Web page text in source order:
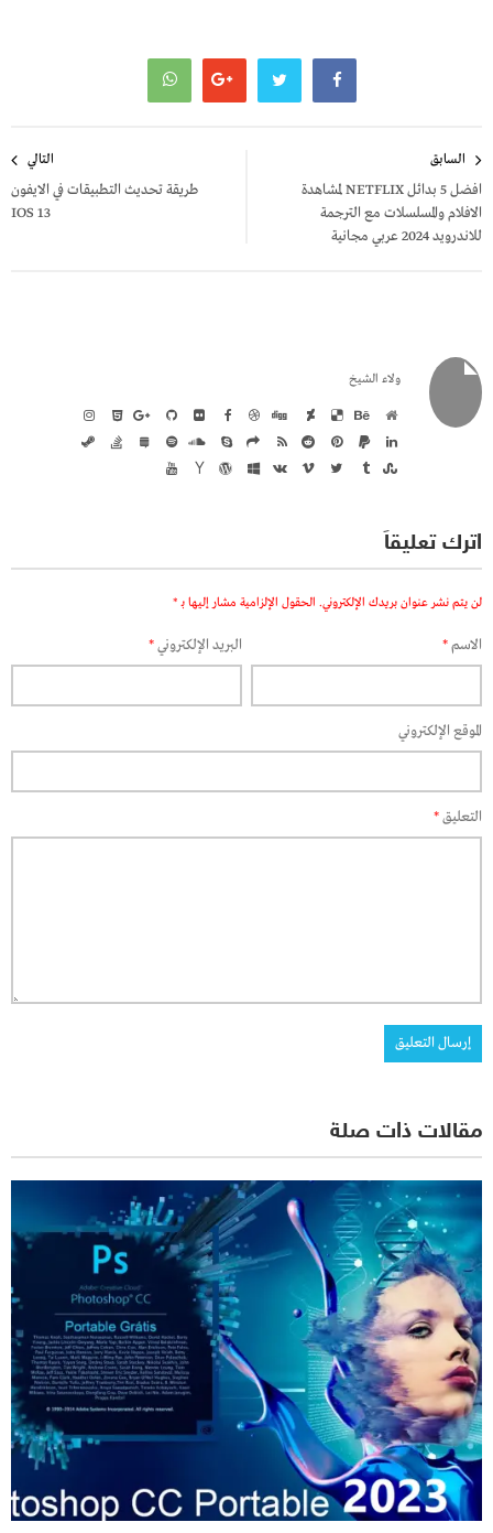
المقالات
السابق
افضل 5 بدائل NETFLIX لمشاهدة
الافلام والمسلسلات مع الترجمة
للاندرويد 2024 عربي مجانية
التالي
طريقة تحديث التطبيقات في الايفون
IOS 13
ولاء الشيخ
اترك تعليقاً
لن يتم نشر عنوان بريدك الإلكتروني. الحقول الإلزامية مشار إليها بـ *
الاسم* البريد الإلكتروني*
الموقع الإلكتروني
التعليق*
مقالات ذات صلة